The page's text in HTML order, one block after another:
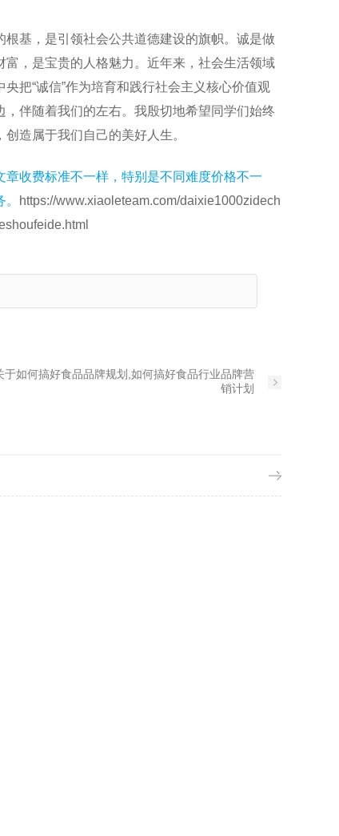
基，是引领社会公共道德建设的旗帜。诚是做
，是宝贵的人格魅力。近年来，社会生活领域
把“诚信”作为培育和践行社会主义核心价值观
伴随着我们的左右。我殷切地希望同学们始终
造属于我们自己的美好人生。
收费标准不一样，特别是不同难度价格不一
https://www.xiaoleteam.com/daixie1000zidech
于如何搞好食品品牌规划,如何搞好食品行业品牌营
销计划